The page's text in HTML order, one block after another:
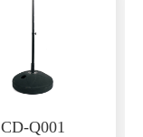
CD-Q001